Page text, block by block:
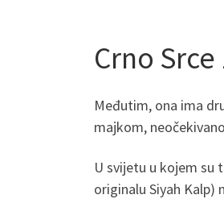
Crno
Međutim, ona ima
majkom,
U svijetu u kojem su
originalu Siyah